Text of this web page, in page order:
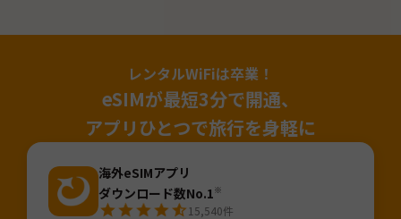
レンタルWiFiは卒業！
eSIMが最短3分で開通、
アプリひとつで旅行を身軽に
海外eSIMアプリ
ダウンロード数No.1※
15,540件